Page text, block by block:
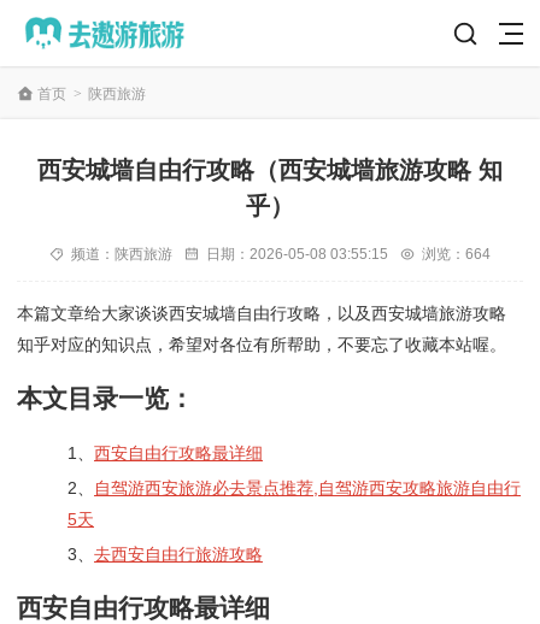
首页 > 陕西旅游
西安城墙自由行攻略（西安城墙旅游攻略 知
乎）
频道： 陕西旅游 日期： 2026-05-08 03:55:15 浏览：664
本篇文章给大家谈谈西安城墙自由行攻略，以及西安城墙旅游攻略
知乎对应的知识点，希望对各位有所帮助，不要忘了收藏本站喔。
本文目录一览：
1、 西安自由行攻略最详细
2、
自驾游西安旅游必去景点推荐,自驾游西安攻略旅游自由行
5天
3、 去西安自由行旅游攻略
西安自由行攻略最详细